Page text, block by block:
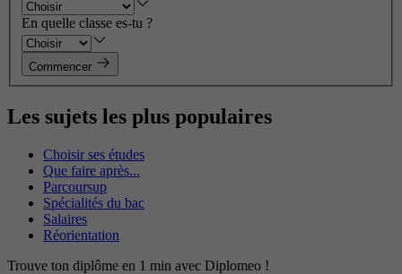
En quelle classe es-tu ?
Commencer
Les sujets les plus populaires
Choisir ses études
Que faire après...
Parcoursup
Spécialités du bac
Salaires
Réorientation
Trouve ton diplôme en 1 min avec Diplomeo !